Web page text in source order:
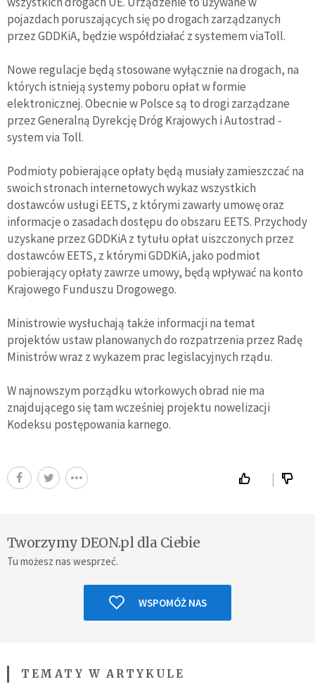
pojazdach poruszających się po drogach zarządzanych
przez GDDKiA, będzie współdziałać z systemem viaToll.
Nowe regulacje będą stosowane wyłącznie na drogach, na
których istnieją systemy poboru opłat w formie
elektronicznej. Obecnie w Polsce są to drogi zarządzane
przez Generalną Dyrekcję Dróg Krajowych i Autostrad -
system via Toll.
Podmioty pobierające opłaty będą musiały zamieszczać na
swoich stronach internetowych wykaz wszystkich
dostawców usługi EETS, z którymi zawarły umowę oraz
informacje o zasadach dostępu do obszaru EETS. Przychody
uzyskane przez GDDKiA z tytułu opłat uiszczonych przez
dostawców EETS, z którymi GDDKiA, jako podmiot
pobierający opłaty zawrze umowy, będą wpływać na konto
Krajowego Funduszu Drogowego.
Ministrowie wysłuchają także informacji na temat
projektów ustaw planowanych do rozpatrzenia przez Radę
Ministrów wraz z wykazem prac legislacyjnych rządu.
W najnowszym porządku wtorkowych obrad nie ma
znajdującego się tam wcześniej projektu nowelizacji
Kodeksu postępowania karnego.
Tworzymy DEON.pl dla Ciebie
Tu możesz nas wesprzeć.
WSPOMÓŻ NAS
TEMATY W ARTYKULE